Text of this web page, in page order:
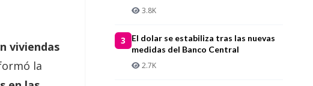
viviendas
la
3.8K
3
El dolar se estabiliza tras las nuevas
medidas del Banco Central
2.7K